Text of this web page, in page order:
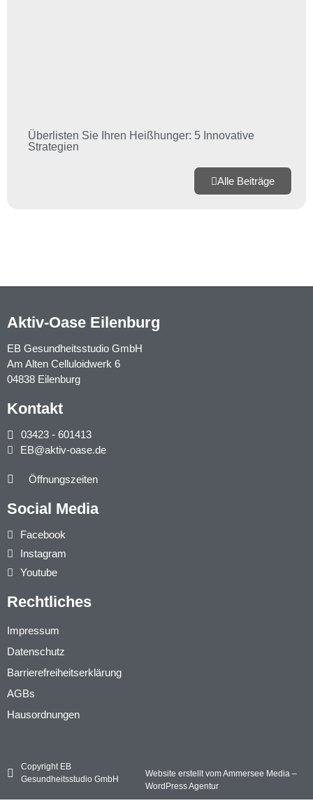
Überlisten Sie Ihren Heißhunger: 5 Innovative
Strategien
Alle Beiträge
Aktiv-Oase Eilenburg
EB Gesundheitsstudio GmbH
Am Alten Celluloidwerk 6
04838 Eilenburg
Kontakt
03423 - 601413
EB@aktiv-oase.de
Öffnungszeiten
Social Media
Facebook
Instagram
Youtube
Rechtliches
Impressum
Datenschutz
Barrierefreiheitserklärung
AGBs
Hausordnungen
Copyright EB
Gesundheitsstudio GmbH
Website erstellt vom Ammersee Media –
WordPress Agentur